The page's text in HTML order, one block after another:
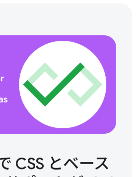
CSS とベース